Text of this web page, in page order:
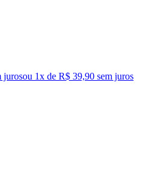
jurosou 1x de R$ 39,90 sem juros